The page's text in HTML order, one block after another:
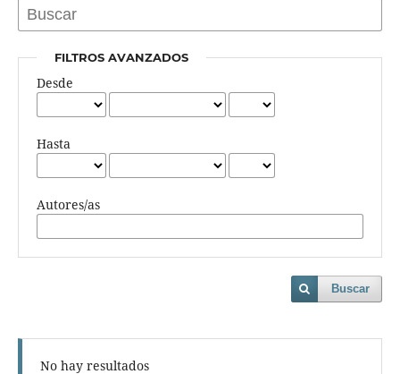
FILTROS AVANZADOS
Desde
Hasta
Autores/as
Buscar
No hay resultados